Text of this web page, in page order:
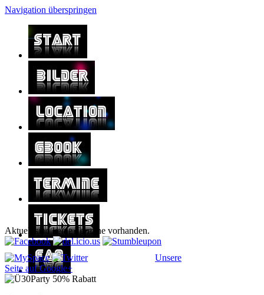
Navigation überspringen
Aktuell sind keine Termine vorhanden.
Unsere
Seite auf Google+